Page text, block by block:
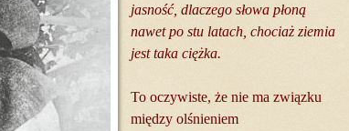
jasność, dlaczego słowa płoną
nawet po stu latach, chociaż ziemia
jest taka ciężka.
To oczywiste, że nie ma związku
między olśnieniem